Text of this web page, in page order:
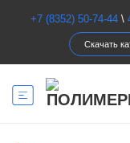
+7 (8352) 50-74-44\
Скачать